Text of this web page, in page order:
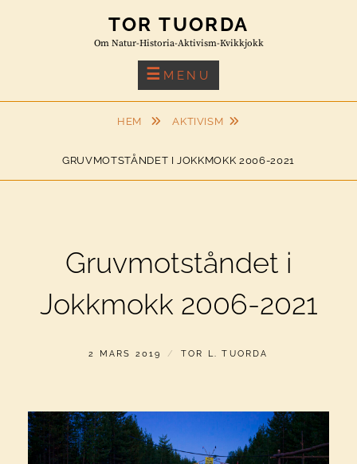
TOR TUORDA
Om Natur-Historia-Aktivism-Kvikkjokk
MENU
HEM AKTIVISM
GRUVMOTSTÅNDET I JOKKMOKK 2006-2021
Gruvmotståndet i
Jokkmokk 2006-2021
PUBLICERAT
2 MARS 2019 AV
TOR L. TUORDA